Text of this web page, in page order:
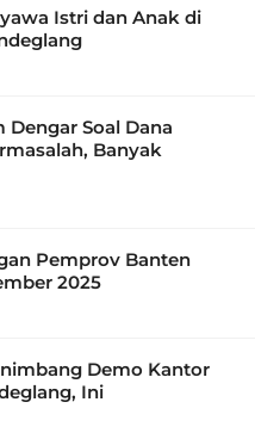
Istri dan Anak di
Soal Dana
Banyak
Pemprov Banten
2025
Demo Kantor
Ini